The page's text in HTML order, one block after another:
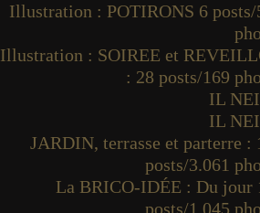
Illustration : POTIRONS 6 posts/
Illustration : SOIREE et
: 28 posts/169
IL
IL
JARDIN, terrasse et parterre :
posts/3.061
La BRICO-IDÉE : Du jour
posts/1.045